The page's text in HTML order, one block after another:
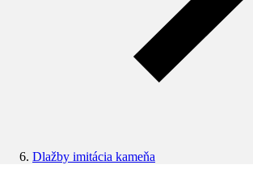
Dlažby imitácia kameňa